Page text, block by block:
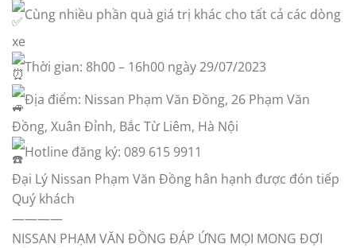
Cùng nhiều phần quà giá trị khác cho tất cả các dòng
xe
Thời gian: 8h00 – 16h00 ngày 29/07/2023
Địa điểm: Nissan Phạm Văn Đồng, 26 Phạm Văn
Đồng, Xuân Đỉnh, Bắc Từ Liêm, Hà Nội
Hotline đăng ký: 089 615 9911
Đại Lý Nissan Phạm Văn Đồng hân hạnh được đón tiếp
Quý khách
————
NISSAN PHẠM VĂN ĐỒNG ĐÁP ỨNG MỌI MONG ĐỢI